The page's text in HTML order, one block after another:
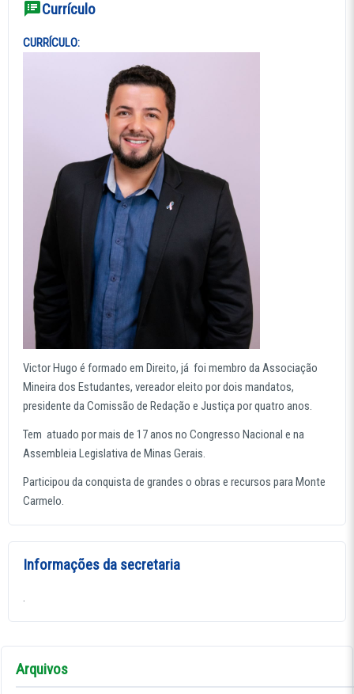
Currículo
CURRÍCULO:
Victor Hugo é formado em Direito, já foi membro da Associação
Mineira dos Estudantes, vereador eleito por dois mandatos,
presidente da Comissão de Redação e Justiça por quatro anos.
Tem atuado por mais de 17 anos no Congresso Nacional e na
Assembleia Legislativa de Minas Gerais.
Participou da conquista de grandes o obras e recursos para Monte
Carmelo.
Informações da secretaria
.
Arquivos